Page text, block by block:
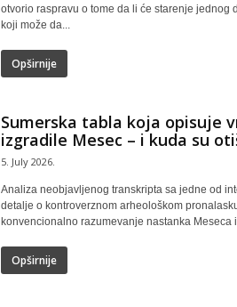
otvorio raspravu o tome da li će starenje jednog
koji može da...
Opširnije
Sumerska tabla koja opisuje
izgradile Mesec – i kuda su
5. July 2026.
Analiza neobjavljenog transkripta sa jedne od
detalje o kontroverznom arheološkom
konvencionalno razumevanje nastanka Meseca
Opširnije